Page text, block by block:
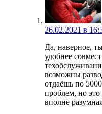
26.02.2021 в
Да, наверное,
удобнее
возможны
отдаёшь по
проблем, но
вполне